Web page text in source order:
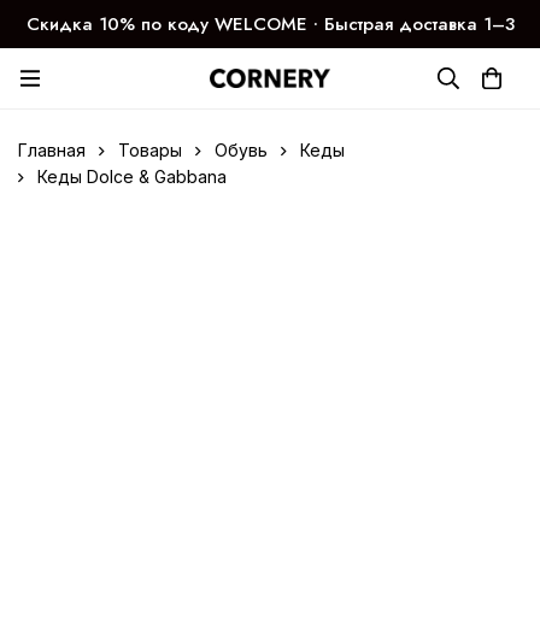
Скидка 10% по коду WELCOME ∙ Быстрая доставка 1–3
дня
Главная Товары Обувь
Кеды
Кеды Dolce & Gabbana